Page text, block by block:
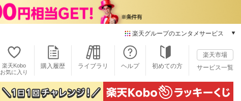
楽天グループのエンタメサービス
本/ゲーム/CD/DVD
楽天ブックス
電子書籍
楽天Kobo
雑誌読み放題
楽天Kobo
お気に入り
購入履歴 ライブラリ ヘルプ 初めての方
楽天市場
サービス一覧